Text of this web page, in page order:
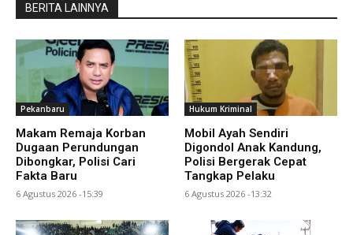
BERITA LAINNYA
Pekanbaru
Makam Remaja Korban
Dugaan Perundungan
Dibongkar, Polisi Cari
Fakta Baru
6 Agustus 2026 -15:39
Hukum Kriminal
Mobil Ayah Sendiri
Digondol Anak Kandung,
Polisi Bergerak Cepat
Tangkap Pelaku
6 Agustus 2026 -13:32